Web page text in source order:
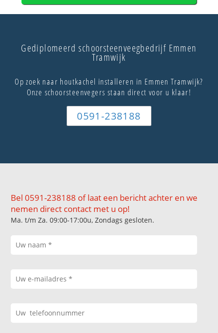
Gediplomeerd schoorsteenveegbedrijf Emmen
Tramwijk
Op zoek naar houtkachel installeren in Emmen Tramwijk?
Onze schoorsteenvegers staan direct voor u klaar!
0591-238188
Bel 0591-238188 of laat een bericht achter en we
nemen direct contact met u op!
Ma. t/m Za. 09:00-17:00u, Zondags gesloten.